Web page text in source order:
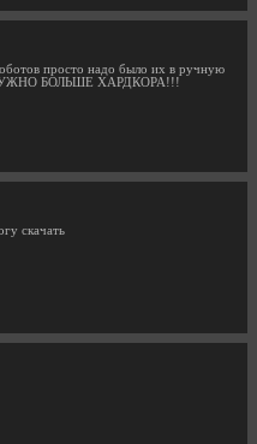
просто надо было их в ручную
- НУЖНО БОЛЬШЕ ХАРДКОРА!!!
скачать